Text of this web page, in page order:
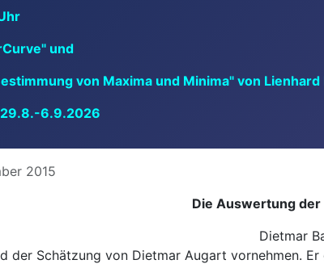
und
von Maxima und Minima" von Lienhard
29.8.-6.9.2026
2015
Die Auswertung
Dietmar
der Schätzung von Dietmar Augart vornehmen.